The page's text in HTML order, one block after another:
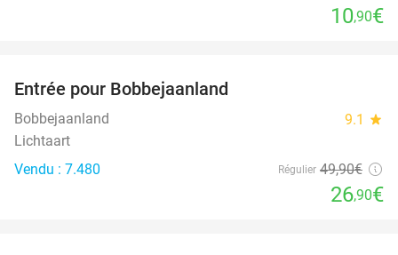
10,90€
Entrée pour Bobbejaanland
Bobbejaanland 9.1 star
Lichtaart
Vendu : 7.480
Régulier 49,90€
26,90€